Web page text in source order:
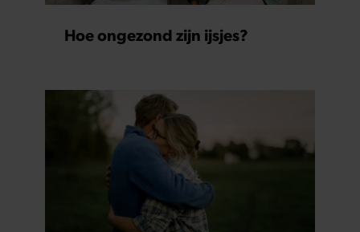
Hoe ongezond zijn ijsjes?